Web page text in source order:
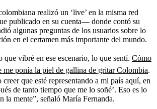
realizó un ‘live’ en la misma red
publicado en su cuenta— donde contó su
algunas preguntas de los usuarios sobre lo
en el certamen más importante del mundo.
que vibré en ese escenario, lo que sentí. Cómo
me ponía la piel de gallina de gritar Colombia.
que esté representando a mi país aquí, en
de tanto tiempo que me lo soñé’. Eso es lo
la mente”, señaló María Fernanda.